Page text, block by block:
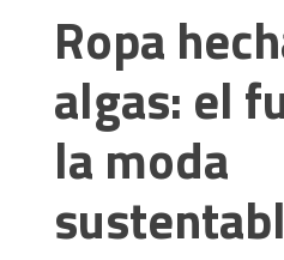
Ropa
algas: el
la moda